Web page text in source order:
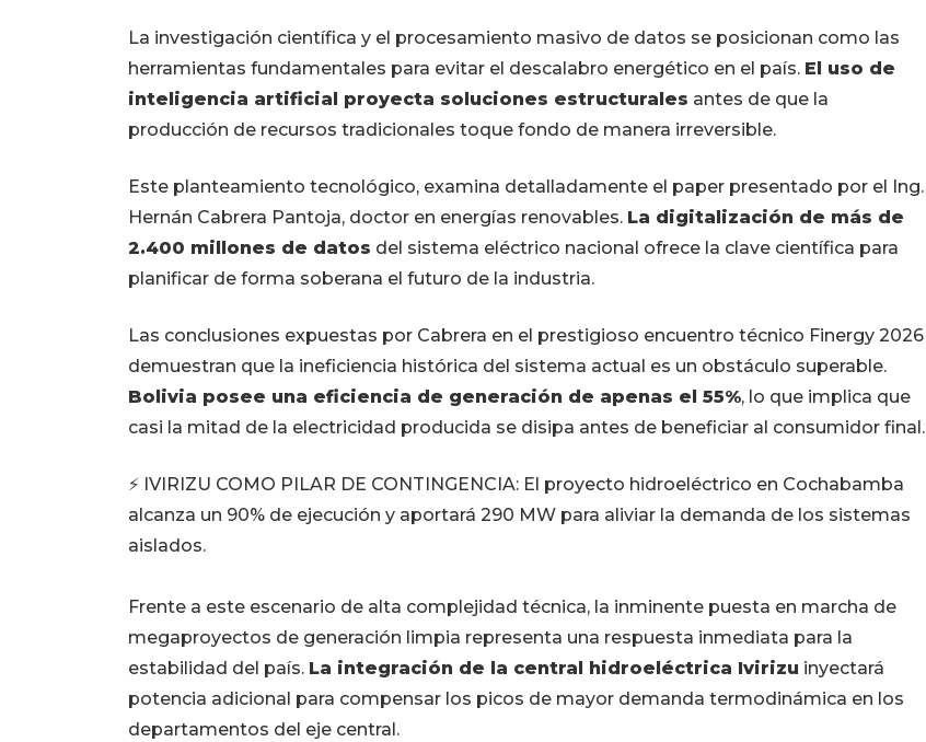
La investigación científica y el procesamiento masivo de datos se posicionan como las
herramientas fundamentales para evitar el descalabro energético en el país. El uso de
inteligencia artificial proyecta soluciones estructurales antes de que la
producción de recursos tradicionales toque fondo de manera irreversible.
Este planteamiento tecnológico, examina detalladamente el paper presentado por el Ing.
Hernán Cabrera Pantoja, doctor en energías renovables. La digitalización de más de
2.400 millones de datos del sistema eléctrico nacional ofrece la clave científica para
planificar de forma soberana el futuro de la industria.
Las conclusiones expuestas por Cabrera en el prestigioso encuentro técnico Finergy 2026
demuestran que la ineficiencia histórica del sistema actual es un obstáculo superable.
Bolivia posee una eficiencia de generación de apenas el 55%, lo que implica que
casi la mitad de la electricidad producida se disipa antes de beneficiar al consumidor final.
⚡ IVIRIZU COMO PILAR DE CONTINGENCIA: El proyecto hidroeléctrico en Cochabamba
alcanza un 90% de ejecución y aportará 290 MW para aliviar la demanda de los sistemas
aislados.
Frente a este escenario de alta complejidad técnica, la inminente puesta en marcha de
megaproyectos de generación limpia representa una respuesta inmediata para la
estabilidad del país. La integración de la central hidroeléctrica Ivirizu inyectará
potencia adicional para compensar los picos de mayor demanda termodinámica en los
departamentos del eje central.